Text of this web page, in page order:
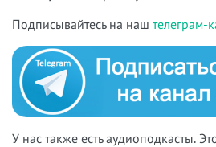
Подписывайтесь на наш телеграм-
У нас также есть аудиоподкасты.